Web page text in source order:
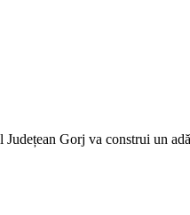
Județean Gorj va construi un